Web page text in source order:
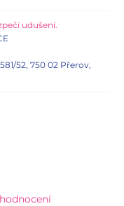
udušení.
52, 750 02 Přerov,